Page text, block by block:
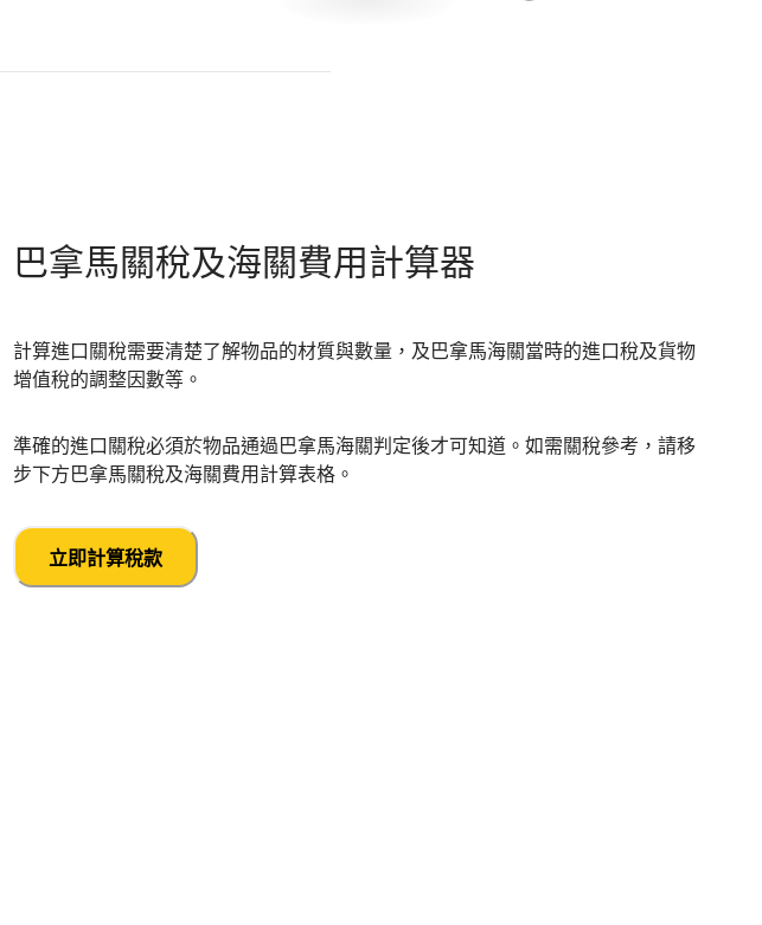
巴拿馬關稅及海關費用計算器
計算進口關稅需要清楚了解物品的材質與數量，及巴拿馬海關當時的進口稅及貨物
增值稅的調整因數等。
準確的進口關稅必須於物品通過巴拿馬海關判定後才可知道。如需關稅參考，請移
步下方巴拿馬關稅及海關費用計算表格。
立即計算稅款